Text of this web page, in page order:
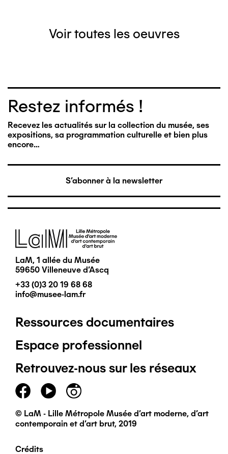
Voir toutes les oeuvres
Restez informés !
Recevez les actualités sur la collection du musée, ses
expositions, sa programmation culturelle et bien plus
encore…
S'abonner à la newsletter
Image
LaM, 1 allée du Musée
59650 Villeneuve d'Ascq
+33 (0)3 20 19 68 68
info@musee-lam.fr
Pied
de
page
principal
Ressources documentaires
Espace professionnel
Retrouvez-nous sur les réseaux
© LaM - Lille Métropole Musée d'art moderne, d'art
contemporain et d'art brut, 2019
Crédits